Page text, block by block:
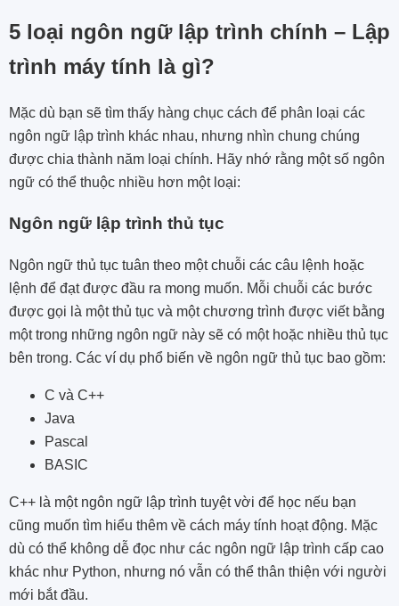
5 loại ngôn ngữ lập trình chính – Lập
trình máy tính là gì?
Mặc dù bạn sẽ tìm thấy hàng chục cách để phân loại các
ngôn ngữ lập trình khác nhau, nhưng nhìn chung chúng
được chia thành năm loại chính. Hãy nhớ rằng một số ngôn
ngữ có thể thuộc nhiều hơn một loại:
Ngôn ngữ lập trình thủ tục
Ngôn ngữ thủ tục tuân theo một chuỗi các câu lệnh hoặc
lệnh để đạt được đầu ra mong muốn. Mỗi chuỗi các bước
được gọi là một thủ tục và một chương trình được viết bằng
một trong những ngôn ngữ này sẽ có một hoặc nhiều thủ tục
bên trong. Các ví dụ phổ biến về ngôn ngữ thủ tục bao gồm:
C và C++
Java
Pascal
BASIC
C++ là một ngôn ngữ lập trình tuyệt vời để học nếu bạn
cũng muốn tìm hiểu thêm về cách máy tính hoạt động. Mặc
dù có thể không dễ đọc như các ngôn ngữ lập trình cấp cao
khác như Python, nhưng nó vẫn có thể thân thiện với người
mới bắt đầu.